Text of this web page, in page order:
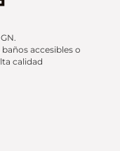
accesibles o
calidad